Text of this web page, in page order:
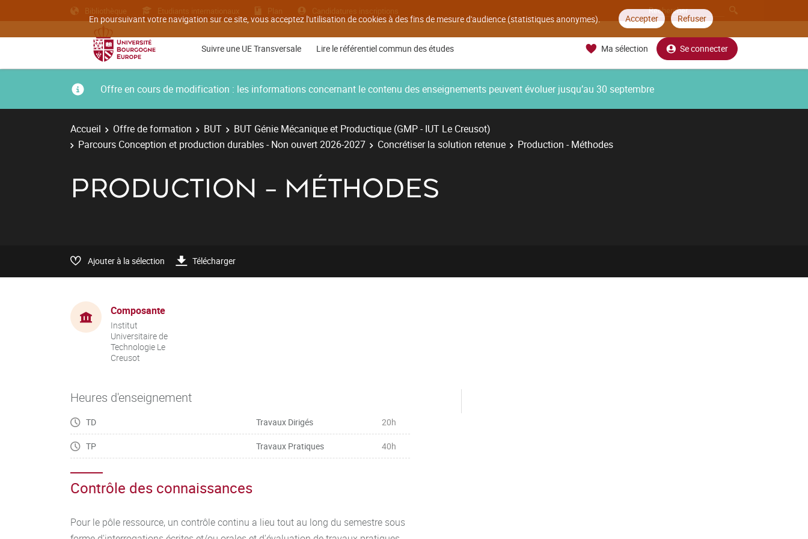
En poursuivant votre navigation sur ce site, vous acceptez l'utilisation de cookies à des fins de mesure d'audience (statistiques anonymes). Accepter Refuser
Bibliothèque Etudiants internationaux Plan Candidatures inscriptions
Suivre une UE Transversale Lire le référentiel commun des études Ma sélection Se connecter
Offre en cours de modification : les informations concernant le contenu des enseignements peuvent évoluer jusqu’au 30 septembre
Accueil Offre de formation BUT
BUT Génie Mécanique et Productique (GMP - IUT Le Creusot)
Parcours Conception et production durables - Non ouvert 2026-2027
Concrétiser la solution retenue Production - Méthodes
PRODUCTION - MÉTHODES
Ajouter à la sélection Télécharger
Composante
Institut
Universitaire de
Technologie Le
Creusot
Heures d'enseignement
TD Travaux Dirigés 20h
TP Travaux Pratiques 40h
Contrôle des connaissances
Pour le pôle ressource, un contrôle continu a lieu tout au long du semestre sous